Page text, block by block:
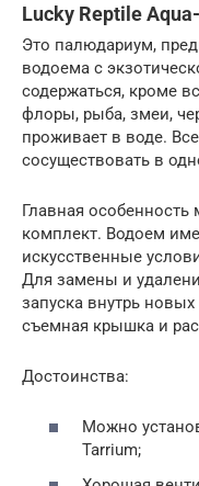
Lucky Reptile
Это палюдариум,
водоема с
содержаться, кроме
флоры, рыба, змеи,
проживает в воде.
сосуществовать в
Главная
комплект. Водоем
искусственные
Для замены и
запуска внутрь
съемная крышка и
Достоинства:
Можно
Tarrium;